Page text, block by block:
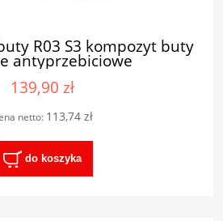
R03 S3 kompozyt buty
antyprzebiciowe
139,90 zł
netto: 113,74 zł
do koszyka